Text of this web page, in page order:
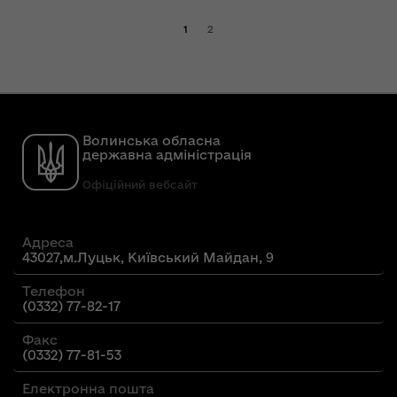
1 2
Волинська обласна
державна адміністрація
Офіційний вебсайт
Адреса
43027,м.Луцьк, Київський Майдан, 9
Телефон
(0332) 77-82-17
Факс
(0332) 77-81-53
Електронна пошта